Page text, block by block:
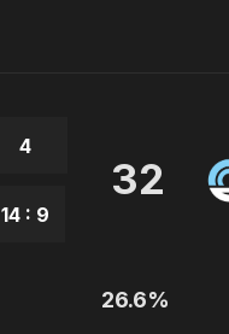
4
14 : 9
32
26.6%